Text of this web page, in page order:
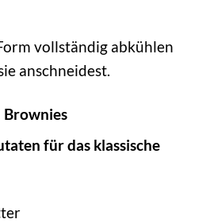
vollständig abkühlen
anschneidest.
Brownies
für das klassische